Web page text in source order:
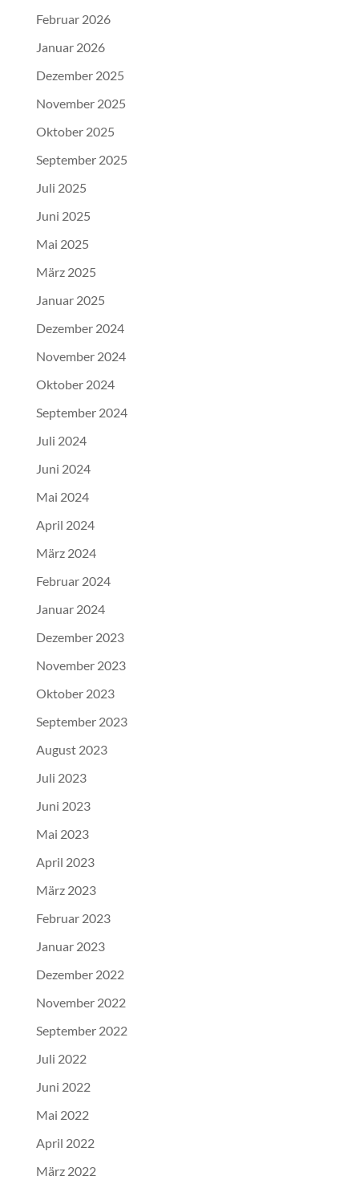
Februar 2026
Januar 2026
Dezember 2025
November 2025
Oktober 2025
September 2025
Juli 2025
Juni 2025
Mai 2025
März 2025
Januar 2025
Dezember 2024
November 2024
Oktober 2024
September 2024
Juli 2024
Juni 2024
Mai 2024
April 2024
März 2024
Februar 2024
Januar 2024
Dezember 2023
November 2023
Oktober 2023
September 2023
August 2023
Juli 2023
Juni 2023
Mai 2023
April 2023
März 2023
Februar 2023
Januar 2023
Dezember 2022
November 2022
September 2022
Juli 2022
Juni 2022
Mai 2022
April 2022
März 2022